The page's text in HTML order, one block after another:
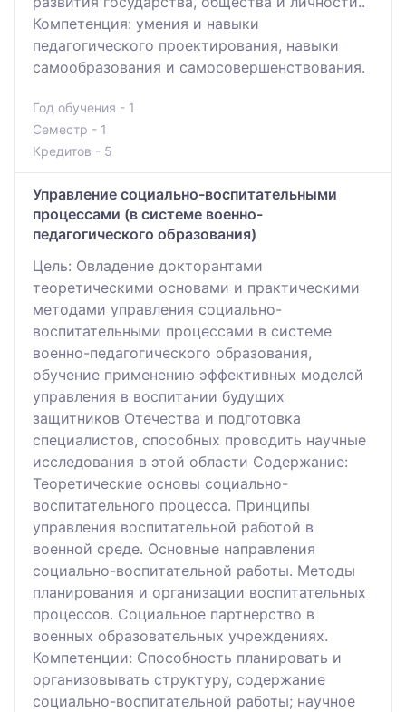
Компетенция: умения и навыки
педагогического проектирования, навыки
самообразования и самосовершенствования.
Год обучения - 1
Семестр - 1
Кредитов - 5
Управление социально-воспитательными
процессами (в системе военно-
педагогического образования)
Цель: Овладение докторантами
теоретическими основами и практическими
методами управления социально-
воспитательными процессами в системе
военно-педагогического образования,
обучение применению эффективных моделей
управления в воспитании будущих
защитников Отечества и подготовка
специалистов, способных проводить научные
исследования в этой области Содержание:
Теоретические основы социально-
воспитательного процесса. Принципы
управления воспитательной работой в
военной среде. Основные направления
социально-воспитательной работы. Методы
планирования и организации воспитательных
процессов. Социальное партнерство в
военных образовательных учреждениях.
Компетенции: Способность планировать и
организовывать структуру, содержание
социально-воспитательной работы; научное